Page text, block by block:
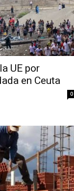
UE por
en Ceuta
0